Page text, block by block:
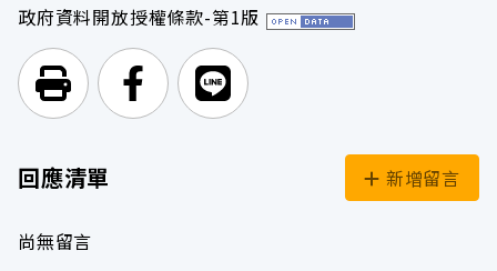
政府資料開放授權條款-第1版
列印頁面前往Facebook
前往Line
回應清單 新增留言
尚無留言